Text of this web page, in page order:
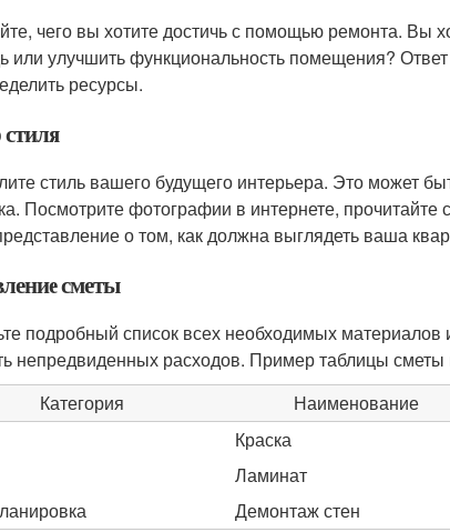
чего вы хотите достичь с помощью ремонта. Вы
или улучшить функциональность помещения?
ресурсы.
стиль вашего будущего интерьера. Это может
Посмотрите фотографии в интернете,
о том, как должна выглядеть ваша
сметы
подробный список всех необходимых
непредвиденных расходов. Пример таблицы
Категория
Наименование
Краска
Ламинат
Демонтаж стен